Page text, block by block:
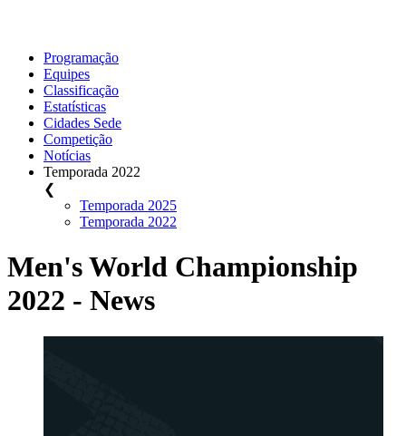
Programação
Equipes
Classificação
Estatísticas
Cidades Sede
Competição
Notícias
Temporada 2022
❮
Temporada 2025
Temporada 2022
Men's World Championship
2022 - News